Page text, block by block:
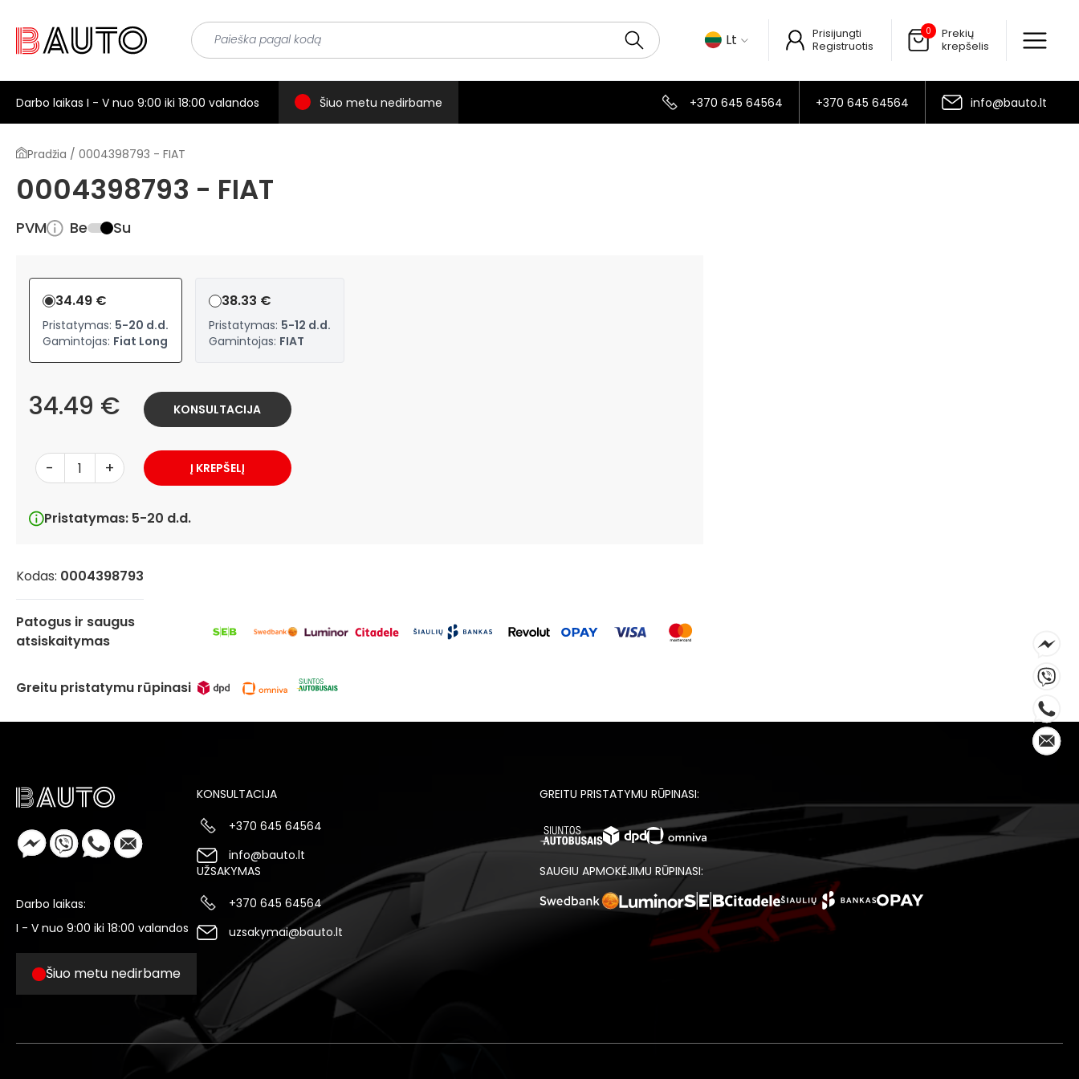
Lt
Prisijungti
Registruotis
0
Prekių
krepšelis
Darbo laikas I - V nuo 9:00 iki 18:00 valandos Šiuo metu nedirbame +370 645 64564 +370 645 64564 info@bauto.lt
Pradžia / 0004398793 - FIAT
0004398793 - FIAT
PVM Be Su
34.49 €
Pristatymas: 5-20 d.d.
Gamintojas: Fiat Long
38.33 €
Pristatymas: 5-12 d.d.
Gamintojas: FIAT
34.49 €
- +
Pristatymas: 5-20 d.d.
Į KREPŠELĮ
KONSULTACIJA
Kodas: 0004398793
Patogus ir saugus
atsiskaitymas
Greitu pristatymu rūpinasi
Darbo laikas:
I - V nuo 9:00 iki 18:00 valandos
Šiuo metu nedirbame
KONSULTACIJA
+370 645 64564
info@bauto.lt
UŽSAKYMAS
+370 645 64564
uzsakymai@bauto.lt
GREITU PRISTATYMU RŪPINASI:
SAUGIU APMOKĖJIMU RŪPINASI: